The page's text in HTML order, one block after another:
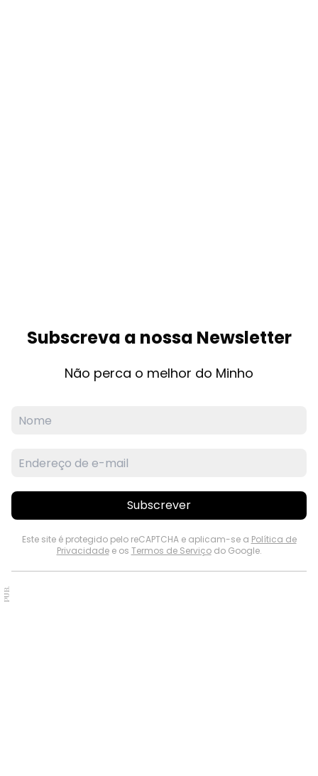
Subscreva a nossa Newsletter
Não perca o melhor do Minho
Subscrever
Este site é protegido pelo reCAPTCHA e aplicam-se a Política de
Privacidadee os Termos de Serviçodo Google.
PUB.